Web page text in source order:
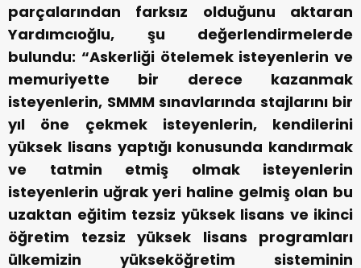
parçalarından farksız olduğunu aktaran
Yardımcıoğlu, şu değerlendirmelerde
bulundu: “Askerliği ötelemek isteyenlerin ve
memuriyette bir derece kazanmak
isteyenlerin, SMMM sınavlarında stajlarını bir
yıl öne çekmek isteyenlerin, kendilerini
yüksek lisans yaptığı konusunda kandırmak
ve tatmin etmiş olmak isteyenlerin
isteyenlerin uğrak yeri haline gelmiş olan bu
uzaktan eğitim tezsiz yüksek lisans ve ikinci
öğretim tezsiz yüksek lisans programları
ülkemizin yükseköğretim sisteminin